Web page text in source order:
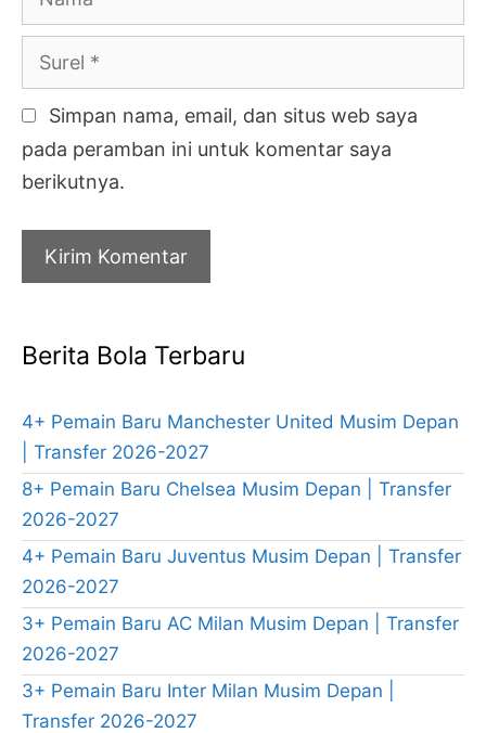
Surel
Simpan nama, email, dan situs web saya
pada peramban ini untuk komentar saya
berikutnya.
Berita Bola Terbaru
4+ Pemain Baru Manchester United Musim Depan
| Transfer 2026-2027
8+ Pemain Baru Chelsea Musim Depan | Transfer
2026-2027
4+ Pemain Baru Juventus Musim Depan | Transfer
2026-2027
3+ Pemain Baru AC Milan Musim Depan | Transfer
2026-2027
3+ Pemain Baru Inter Milan Musim Depan |
Transfer 2026-2027